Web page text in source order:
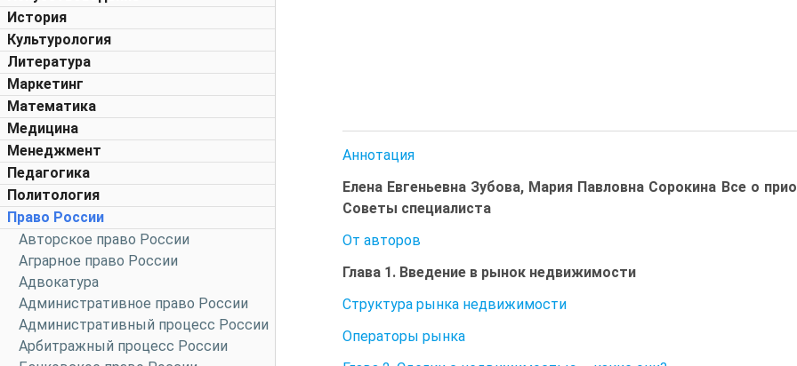
История
Культурология
Литература
Маркетинг
Математика
Медицина
Менеджмент
Педагогика
Политология
Право России
Авторское право России
Аграрное право России
Адвокатура
Административное право России
Административный процесс России
Арбитражный процесс России
Аннотация
Елена Евгеньевна Зубова, Мария Павловна Сорокина Все о
Советы специалиста
От авторов
Глава 1. Введение в рынок недвижимости
Структура рынка недвижимости
Операторы рынка